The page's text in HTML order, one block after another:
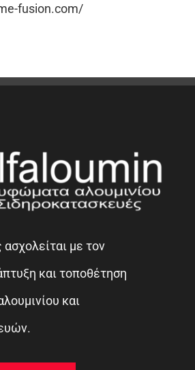
fusion.com/
ασχολείται με τον
και τοποθέτηση
και